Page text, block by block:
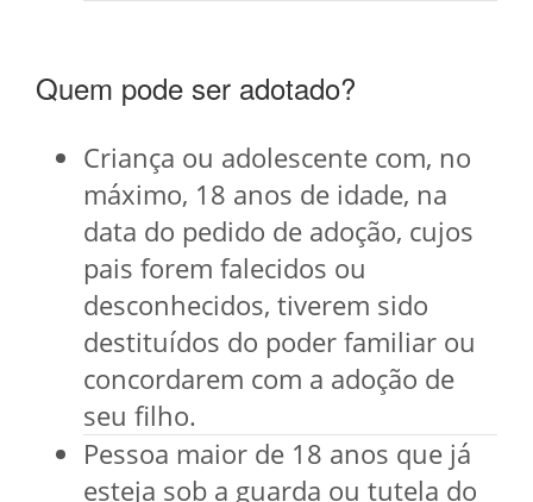
Quem pode ser adotado?
Criança ou adolescente com, no
máximo, 18 anos de idade, na
data do pedido de adoção, cujos
pais forem falecidos ou
desconhecidos, tiverem sido
destituídos do poder familiar ou
concordarem com a adoção de
seu filho.
Pessoa maior de 18 anos que já
esteja sob a guarda ou tutela do